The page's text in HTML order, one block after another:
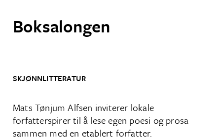
Boksalongen
Mats Tønjum Alfsen inviterer lokale
forfatterspirer til å lese egen poesi og prosa
sammen med en etablert forfatter.
SKJØNNLITTERATUR